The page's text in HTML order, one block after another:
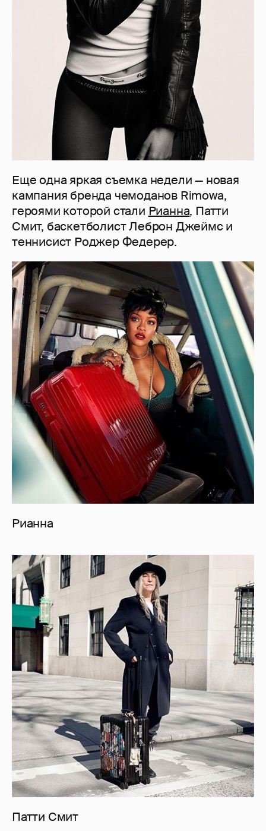
Еще одна яркая съемка недели — новая
кампания бренда чемоданов Rimowa,
героями которой стали Рианна, Патти
Смит, баскетболист Леброн Джеймс и
теннисист Роджер Федерер.
Рианна
Патти Смит